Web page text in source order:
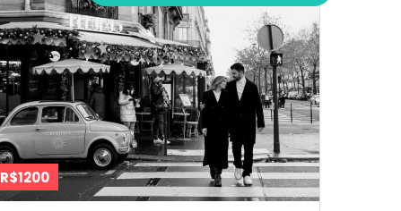
R$1200